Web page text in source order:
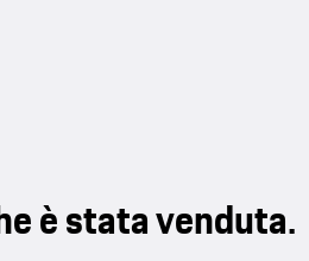
è stata venduta.